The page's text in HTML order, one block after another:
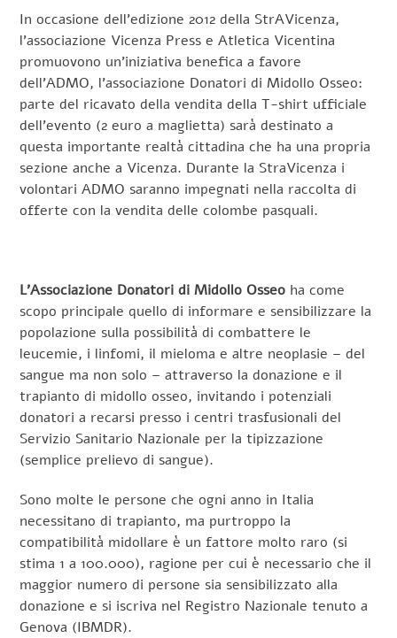
In occasione dell’edizione 2012 della StrAVicenza,
l’associazione Vicenza Press e Atletica Vicentina
promuovono un’iniziativa benefica a favore
dell’ADMO, l’associazione Donatori di Midollo Osseo:
parte del ricavato della vendita della T-shirt ufficiale
dell’evento (2 euro a maglietta) sarà destinato a
questa importante realtà cittadina che ha una propria
sezione anche a Vicenza. Durante la StraVicenza i
volontari ADMO saranno impegnati nella raccolta di
offerte con la vendita delle colombe pasquali.
L’Associazione Donatori di Midollo Osseo ha come
scopo principale quello di informare e sensibilizzare la
popolazione sulla possibilità di combattere le
leucemie, i linfomi, il mieloma e altre neoplasie – del
sangue ma non solo – attraverso la donazione e il
trapianto di midollo osseo, invitando i potenziali
donatori a recarsi presso i centri trasfusionali del
Servizio Sanitario Nazionale per la tipizzazione
(semplice prelievo di sangue).
Sono molte le persone che ogni anno in Italia
necessitano di trapianto, ma purtroppo la
compatibilità midollare è un fattore molto raro (si
stima 1 a 100.000), ragione per cui è necessario che il
maggior numero di persone sia sensibilizzato alla
donazione e si iscriva nel Registro Nazionale tenuto a
Genova (IBMDR).